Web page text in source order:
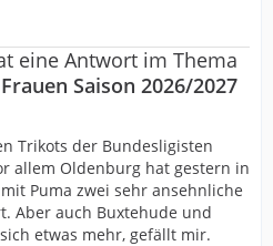
eine Antwort im Thema
Saison 2026/2027
Trikots der Bundesligisten
allem Oldenburg hat gestern in
Puma zwei sehr ansehnliche
Aber auch Buxtehude und
etwas mehr, gefällt mir.